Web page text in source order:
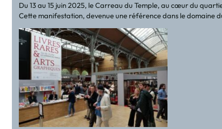
Du 13 au 15 juin 2025, le Carreau du Temple, au cœur du
Cette manifestation, devenue une référence dans le domaine